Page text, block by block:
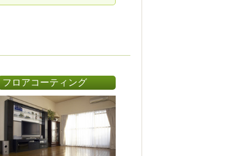
フロアコーティング